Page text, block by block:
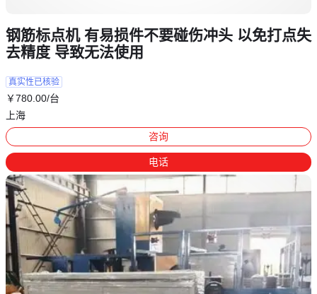
钢筋标点机 有易损件不要碰伤冲头 以免打点失
去精度 导致无法使用
真实性已核验
￥780 .00/台
上海
咨询
电话